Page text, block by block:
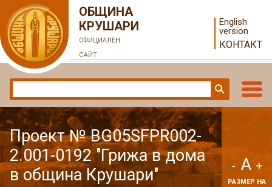
ОБЩИНА
КРУШАРИ
ОФИЦИАЛЕН
САЙТ
English
version
КОНТАКТ
Проект № BG05SFPR002-
2.001-0192 "Грижа в дома
в община Крушари"
- A +
РАЗМЕР НА